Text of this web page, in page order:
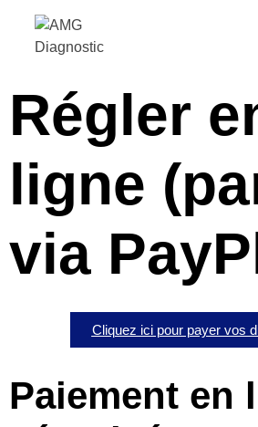
Régler
ligne
via
Cliquez ici pour payer vos
Paiement en